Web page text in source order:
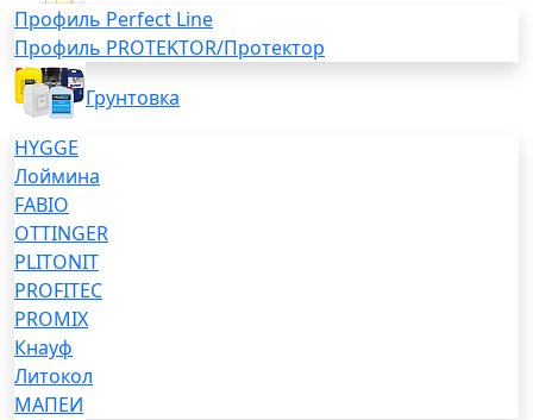
Профиль Perfect Line
Профиль PROTEKTOR/Протектор
Грунтовка
HYGGE
Лоймина
FABIO
OTTINGER
PLITONIT
PROFITEC
PROMIX
Кнауф
Литокол
МАПЕИ